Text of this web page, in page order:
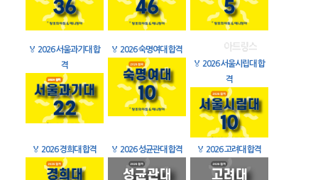
🏅 2026 서울과기대 합
격
🏅 2026 숙명여대 합격
🏅 2026 서울시립대 합
격
🏅 2026 경희대 합격 🏅 2026 성균관대 합격 🏅 2026 고려대 합격